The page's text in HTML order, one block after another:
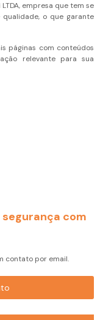
empresa que tem se
o que garante
páginas com conteúdos
relevante para sua
segurança com
contato por email.